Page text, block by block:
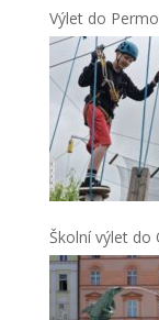
Výlet do
Školní výlet do